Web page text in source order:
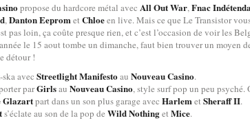
propose du hardcore métal avec All Out War,Fnac
,Danton Eepromet Chloeen live. Mais ce que Le Transistor
pas loin, ça coûte presque rien, et c’est l’occasion de voir les
le 15 aout tombe un dimanche, faut bien trouver un moyen
détour !
avec Streetlight Manifesto au Nouveau Casino.
parGirlsau Nouveau Casino, style surf pop un peu psyché.
Glazartpart dans un son plus garage avec Harlemet Sheraff II.
s’éclate au son de la pop de Wild Nothinget Mice.